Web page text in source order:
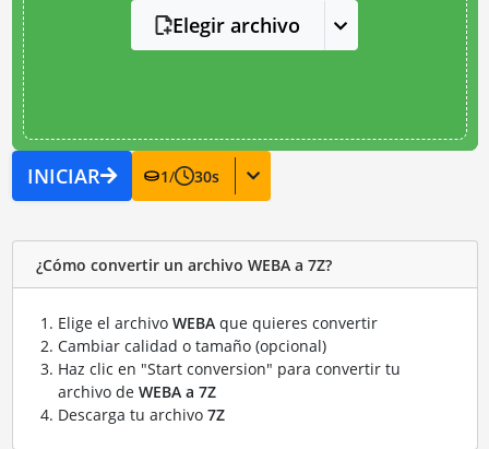
Elegir archivo
INICIAR 1/ 30s
¿Cómo convertir un archivo WEBA a 7Z?
Elige el archivo WEBAque quieres convertir
Cambiar calidad o tamaño (opcional)
Haz clic en "Start conversion" para convertir tu
archivo de WEBA a 7Z
Descarga tu archivo 7Z